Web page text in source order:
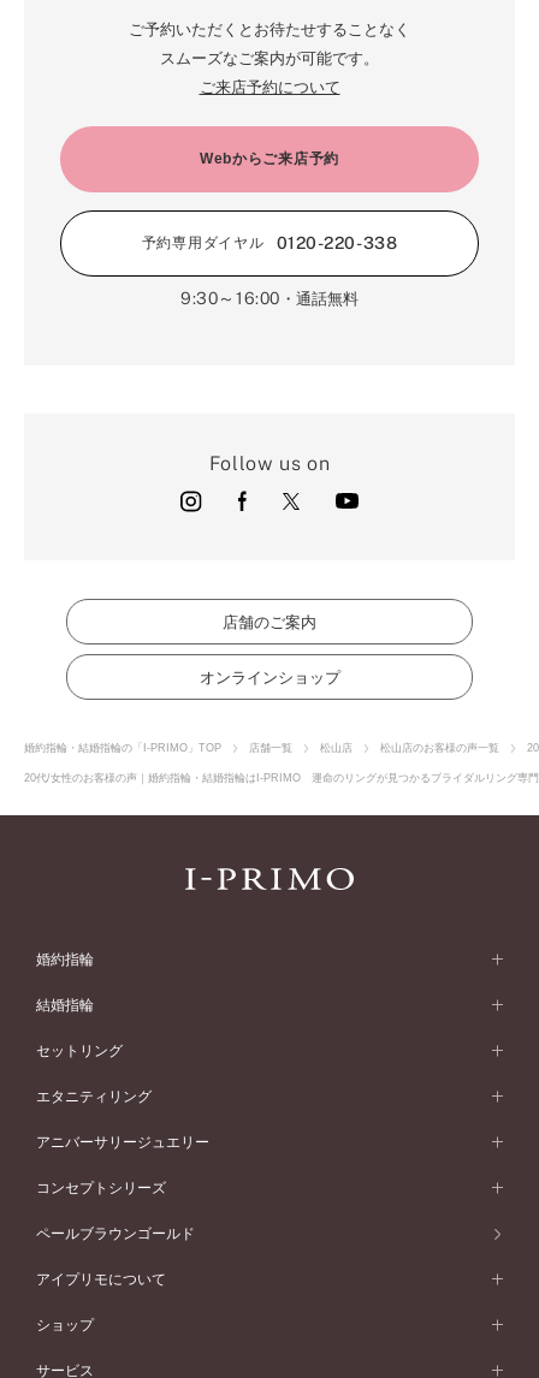
ご予約いただくとお待たせすることなく
スムーズなご案内が可能です。
ご来店予約について
Webからご来店予約
予約専用ダイヤル 0120-220-338
9:30～16:00 ・通話無料
Follow us on
店舗のご案内
オンラインショップ
婚約指輪・結婚指輪の「I-PRIMO」TOP 店舗一覧 松山店 松山店のお客様の声一覧
20代/女性のお客様の声｜婚約指輪・結婚指輪はI-PRIMO 運命のリングが見つかるブライダルリング専
婚約指輪
婚約指輪 (エンゲージリング)
婚約指輪一覧
ピンクゴールド
ペールブラウンゴールド
ウェーブライン
V字ライン
ワンサイドメレ
ダブルサイドメレ
シンプル
フェミニン
モード
50万円台～
40万円台～
30万円台～
婚約指輪 人気ランキング
結婚指輪
結婚指輪 (マリッジリング)
結婚指輪一覧
ピンクゴールド
ペールブラウンゴールド
ウェーブライン
V字ライン
ワンメレ
セベラルメレ
シンプル
フェミニン
モード
50万円～
40万円～50万円
セットリング
セットリング
セットリング一覧
ピンクゴールド
ペールブラウンゴールド
エタニティリング
エタニティリング
エタニティリング一覧
ピンクゴールド
ペールブラウンゴールド
アニバーサリージュエリー
アニバーサリージュエリー
アニバーサリージュエリー一覧
ファッションリング
ブレスレット
コンセプトシリーズ
コンセプトシリーズ
オリジンビリーフ
ペールブラウンゴールド
アイプリモについて
アイプリモについて
パーソナルハンド診断
ショップ
店舗一覧
サービス